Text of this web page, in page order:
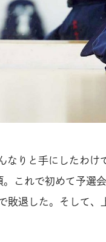
なりと手にしたわ
これで初めて予選
敗退した。そして、